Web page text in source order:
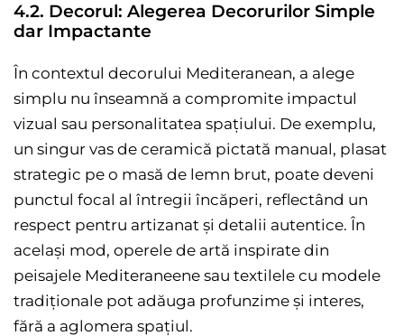
4.2. Decorul: Alegerea Decorurilor Simple
dar Impactante
În contextul decorului Mediteranean, a alege
simplu nu înseamnă a compromite impactul
vizual sau personalitatea spațiului. De exemplu,
un singur vas de ceramică pictată manual, plasat
strategic pe o masă de lemn brut, poate deveni
punctul focal al întregii încăperi, reflectând un
respect pentru artizanat și detalii autentice. În
același mod, operele de artă inspirate din
peisajele Mediteraneene sau textilele cu modele
tradiționale pot adăuga profunzime și interes,
fără a aglomera spațiul.